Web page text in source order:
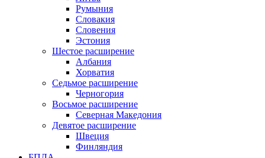
Румыния
Словакия
Словения
Эстония
Шестое расширение
Албания
Хорватия
Седьмое расширение
Черногория
Восьмое расширение
Северная Македония
Девятое расширение
Швеция
Финляндия